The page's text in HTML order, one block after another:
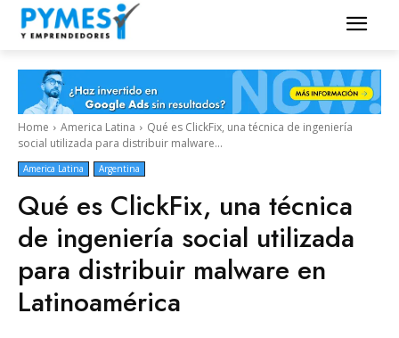
Home America Latina
Qué es ClickFix, una técnica de ingeniería
social utilizada para distribuir malware...
America Latina Argentina
Qué es ClickFix, una técnica
de ingeniería social utilizada
para distribuir malware en
Latinoamérica